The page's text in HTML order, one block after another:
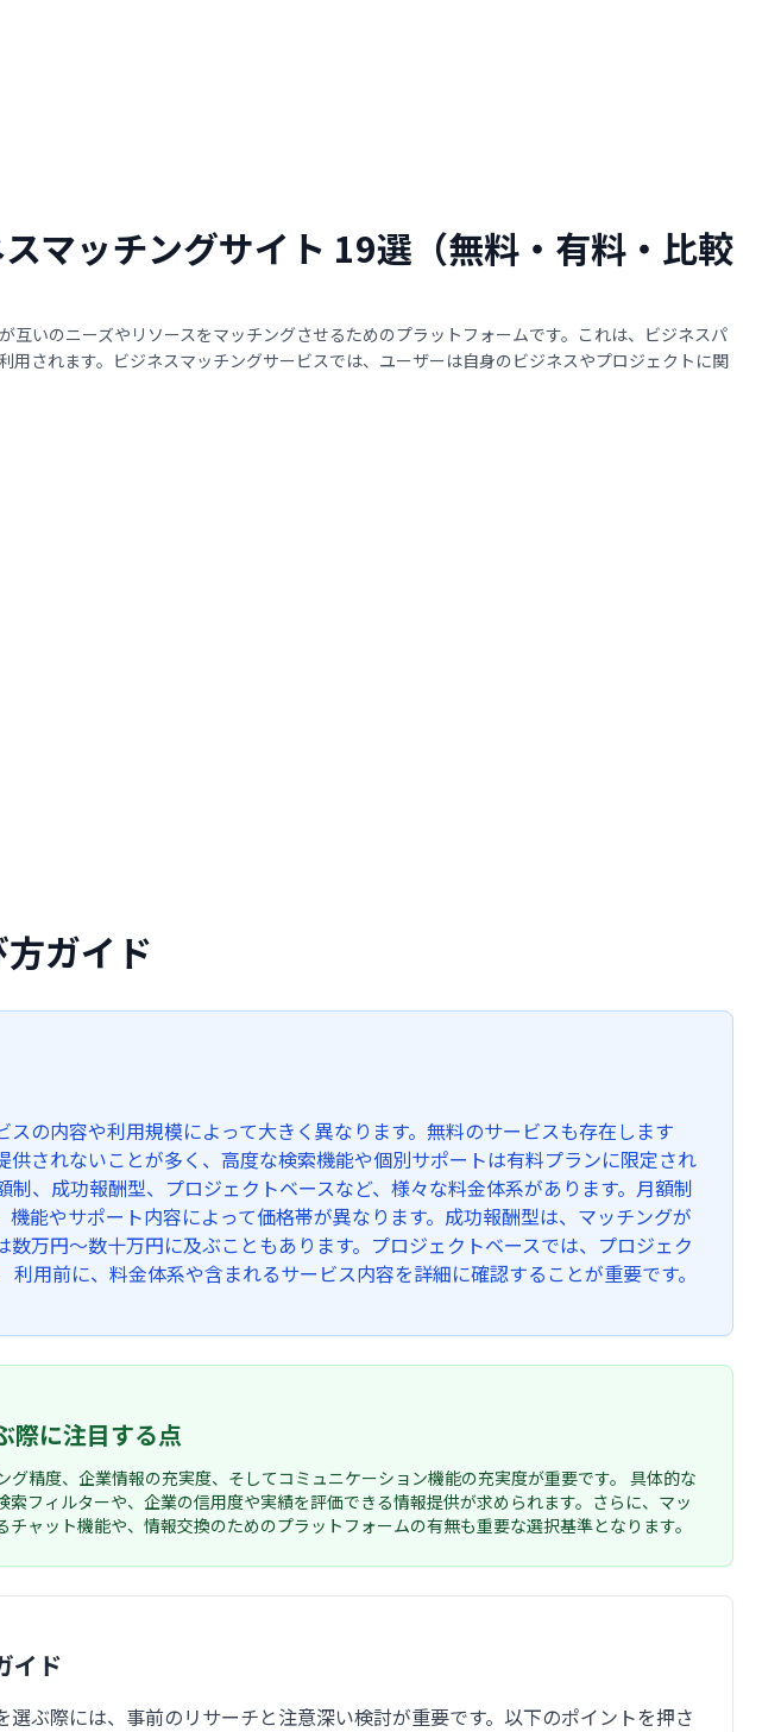
マッチングサイト 19選（無料・有料・比較
互いのニーズやリソースをマッチングさせるためのプラットフォームです。これは、ビジネスパ
用されます。ビジネスマッチングサービスでは、ユーザーは自身のビジネスやプロジェクトに関
ガイド
の内容や利用規模によって大きく異なります。無料のサービスも存在します
されないことが多く、高度な検索機能や個別サポートは有料プランに限定され
制、成功報酬型、プロジェクトベースなど、様々な料金体系があります。月額制
能やサポート内容によって価格帯が異なります。成功報酬型は、マッチングが
万円〜数十万円に及ぶこともあります。プロジェクトベースでは、プロジェク
利用前に、料金体系や含まれるサービス内容を詳細に確認することが重要です。
際に注目する点
精度、企業情報の充実度、そしてコミュニケーション機能の充実度が重要です。 具体的な
フィルターや、企業の信用度や実績を評価できる情報提供が求められます。さらに、マッ
ャット機能や、情報交換のためのプラットフォームの有無も重要な選択基準となります。
イド
ぶ際には、事前のリサーチと注意深い検討が重要です。以下のポイントを押さ